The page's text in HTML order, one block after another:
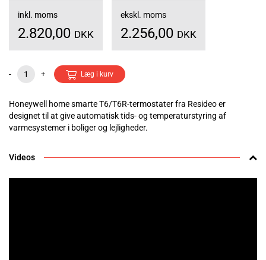
inkl. moms
2.820,00 DKK
ekskl. moms
2.256,00 DKK
- + Læg i kurv
Honeywell home smarte T6/T6R-termostater fra Resideo er
designet til at give automatisk tids- og temperaturstyring af
varmesystemer i boliger og lejligheder.
Videos